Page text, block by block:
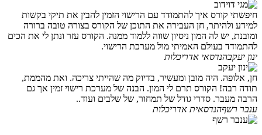
חיפשתי קורס איך להתמודד עם הרישוי הזמין להבין את תיקי בקשות
למידע ולהיתר, חן העבירה את התוכן של הקורס בצורה טובה ברורה
ומובנת, יש לה המון ניסיון שווה ללמוד ממנה. הקורס עזר ונתן לי את הכים
להתמודד בעולם האמיתי מול מערכת הרישוי.
ינון יעקבהנדסאי אדריכלות
חן, אלופה. היה מובן ומעשיר, בדיוק מה שהייתי צריכה. ואת מהממת,
תודה רבה! הקורס תרם לי המון. הבנה של מערכת רישוי זמין אך גם
הרבה מעבר. סדרי גודל של תמחור, של שלבים ועוד..
ענבר רשףהנדסאית אדריכלות